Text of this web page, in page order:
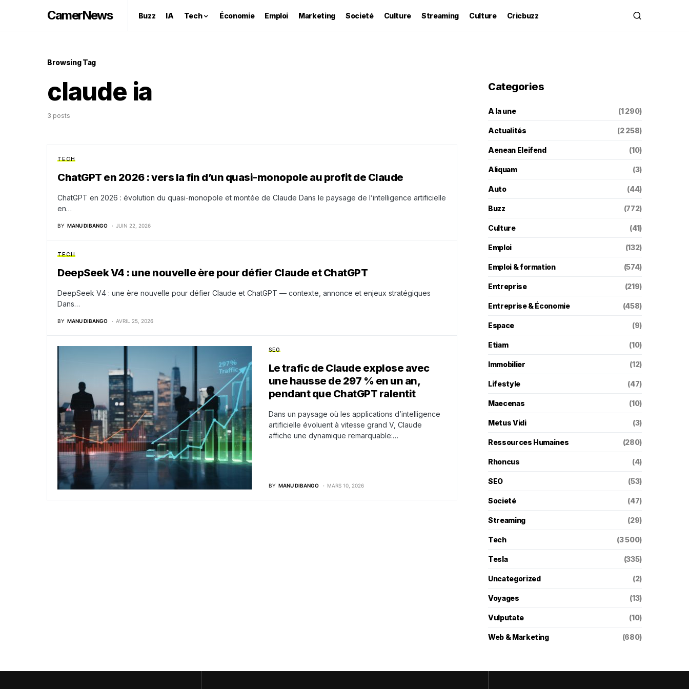
CamerNews Buzz IA Tech Économie Emploi Marketing Societé Culture Streaming Culture Cricbuzz
Browsing Tag
claude ia
3 posts
TECH
ChatGPT en 2026 : vers la fin d’un quasi-monopole au profit de Claude
ChatGPT en 2026 : évolution du quasi-monopole et montée de Claude Dans le paysage de l’intelligence artificielle
en…
BY MANU DIBANGO JUIN 22, 2026
TECH
DeepSeek V4 : une nouvelle ère pour défier Claude et ChatGPT
DeepSeek V4 : une ère nouvelle pour défier Claude et ChatGPT — contexte, annonce et enjeux stratégiques
Dans…
BY MANU DIBANGO AVRIL 25, 2026
SEO
Le trafic de Claude explose avec
une hausse de 297 % en un an,
pendant que ChatGPT ralentit
Dans un paysage où les applications d’intelligence
artificielle évoluent à vitesse grand V, Claude
affiche une dynamique remarquable:…
BY MANU DIBANGO MARS 10, 2026
Categories
A la une (1 290)
Actualités (2 258)
Aenean Eleifend (10)
Aliquam (3)
Auto (44)
Buzz (772)
Culture (41)
Emploi (132)
Emploi & formation (574)
Entreprise (219)
Entreprise & Économie (458)
Espace (9)
Etiam (10)
Immobilier (12)
Lifestyle (47)
Maecenas (10)
Metus Vidi (3)
Ressources Humaines (280)
Rhoncus (4)
SEO (53)
Societé (47)
Streaming (29)
Tech (3 500)
Tesla (335)
Uncategorized (2)
Voyages (13)
Vulputate (10)
Web & Marketing (680)